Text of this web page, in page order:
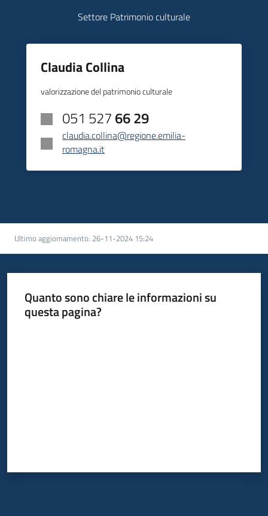
Settore Patrimonio culturale
Claudia Collina
valorizzazione del patrimonio culturale
051 52766 29
claudia.collina@regione.emilia-
romagna.it
Ultimo aggiornamento: 26-11-2024 15:24
Quanto sono chiare le informazioni su
questa pagina?